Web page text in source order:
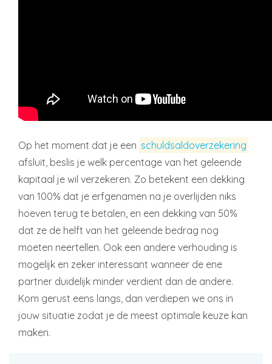
Op het moment dat je een schuldsaldoverzekering
afsluit, beslis je welk percentage van het geleende
kapitaal je wil verzekeren. Zo betekent een dekking
van 100% dat je erfgenamen na je overlijden niks
hoeven terug te betalen, en een dekking van 50%
dat ze de helft van het geleende bedrag nog
moeten neertellen. Ook een andere verhouding is
mogelijk en zeker interessant wanneer de ene
partner duidelijk minder verdient dan de andere.
Kom gerust eens langs, dan verdiepen we ons in
jouw situatie zodat je de meest optimale keuze kan
maken.